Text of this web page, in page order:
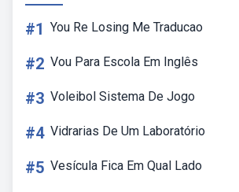
#1 You Re Losing Me Traducao
#2 Vou Para Escola Em Inglês
#3 Voleibol Sistema De Jogo
#4 Vidrarias De Um Laboratório
#5 Vesícula Fica Em Qual Lado